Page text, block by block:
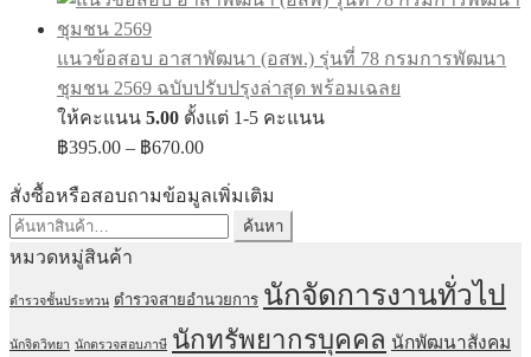
฿395.00
฿670.00
แนวข้อสอบ อาสาพัฒนา (อสพ.) รุ่นที่ 78 กรมการพัฒนา
ชุมชน 2569 ฉบับปรับปรุงล่าสุด พร้อมเฉลย
ให้คะแนน 5.00 ตั้งแต่ 1-5 คะแนน
฿395.00 – ฿670.00Price
฿395.00
through
฿670.00
สั่งซื้อหรือสอบถามข้อมูลเพิ่มเติม
ค้นหา:
ค้นหา
หมวดหมู่สินค้า
ตำรวจชั้นประทวน ตำรวจสายอำนวยการ นักจัดการงานทั่วไป
นักจิตวิทยา นักตรวจสอบภาษี นักทรัพยากรบุคคล นักพัฒนาสังคม